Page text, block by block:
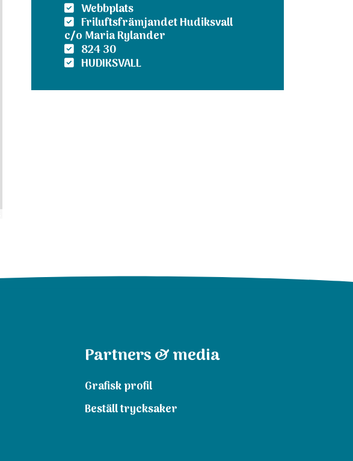
Webbplats
Friluftsfrämjandet Hudiksvall
c/o Maria Rylander
824 30
HUDIKSVALL
Partners & media
Grafisk profil
Beställ trycksaker